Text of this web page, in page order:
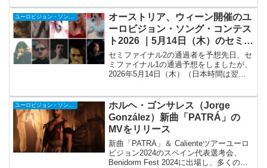
Melodifestivalen 2025 ファイナルです。
M...
オーストリア、ウィーン開催のユ
ーロビジョン・ソング・コンテス
ト2026 ｜5月14日（木）のセミフ
ァイナル2通過者を予想
セミファイナル2の通過者を予想先日、セ
ミファイナル1の通過予想をしましたが、
2026年5月14日（木）（日本時間は翌日
は、セミファイナル1と同様に15ヶ国のう
ち1...
ホルヘ・ゴンサレス（Jorge
González）新曲「PATRÁ」の
MVをリリース
新曲「PATRÁ」＆ Calienteツアーユーロ
ビジョン2024のスペイン代表選考会、
Benidorm Fest 2024に出場し、多くのフ